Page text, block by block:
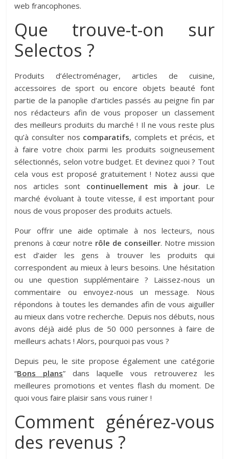
web francophones.
Que trouve-t-on sur
Selectos ?
Produits d’électroménager, articles de cuisine,
accessoires de sport ou encore objets beauté font
partie de la panoplie d’articles passés au peigne fin par
nos rédacteurs afin de vous proposer un classement
des meilleurs produits du marché ! Il ne vous reste plus
qu’à consulter nos comparatifs, complets et précis, et
à faire votre choix parmi les produits soigneusement
sélectionnés, selon votre budget. Et devinez quoi ? Tout
cela vous est proposé gratuitement ! Notez aussi que
nos articles sont continuellement mis à jour. Le
marché évoluant à toute vitesse, il est important pour
nous de vous proposer des produits actuels.
Pour offrir une aide optimale à nos lecteurs, nous
prenons à cœur notre rôle de conseiller. Notre mission
est d’aider les gens à trouver les produits qui
correspondent au mieux à leurs besoins. Une hésitation
ou une question supplémentaire ? Laissez-nous un
commentaire ou envoyez-nous un message. Nous
répondons à toutes les demandes afin de vous aiguiller
au mieux dans votre recherche. Depuis nos débuts, nous
avons déjà aidé plus de 50 000 personnes à faire de
meilleurs achats ! Alors, pourquoi pas vous ?
Depuis peu, le site propose également une catégorie
“Bons plans” dans laquelle vous retrouverez les
meilleures promotions et ventes flash du moment. De
quoi vous faire plaisir sans vous ruiner !
Comment générez-vous
des revenus ?